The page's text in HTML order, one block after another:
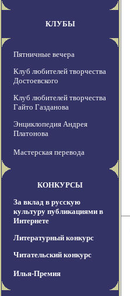
КЛУБЫ
Пятничные вечера
Клуб любителей творчества
Достоевского
Клуб любителей творчества
Гайто Газданова
Энциклопедия Андрея
Платонова
Мастерская перевода
КОНКУРСЫ
За вклад в русскую
культуру публикациями в
Интернете
Литературный конкурс
Читательский конкурс
Илья-Премия